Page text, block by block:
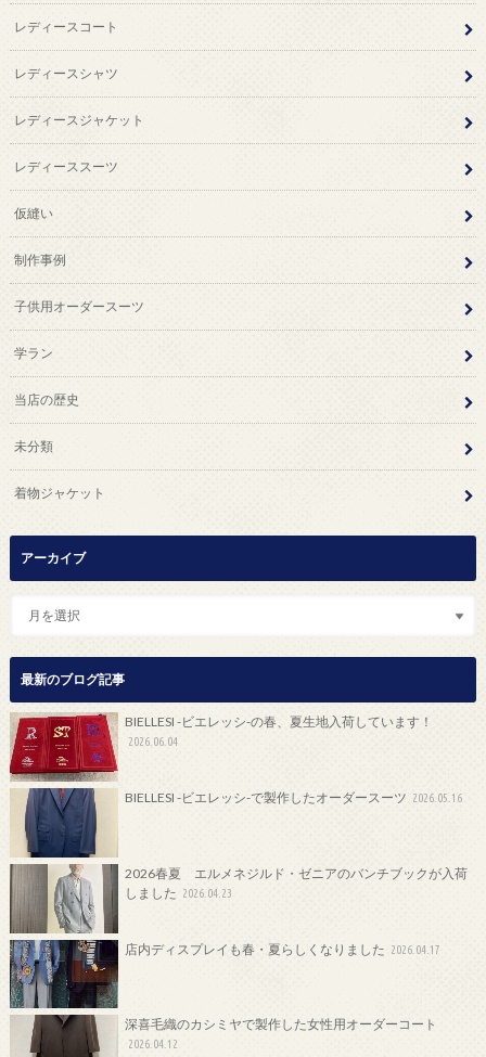
レディースコート
レディースシャツ
レディースジャケット
レディーススーツ
仮縫い
制作事例
子供用オーダースーツ
学ラン
当店の歴史
未分類
着物ジャケット
アーカイブ
最新のブログ記事
BIELLESI -ビエレッシ-の春、夏生地入荷しています！
2026.06.04
BIELLESI -ビエレッシ-で製作したオーダースーツ 2026.05.16
2026春夏 エルメネジルド・ゼニアのバンチブックが入荷
しました 2026.04.23
店内ディスプレイも春・夏らしくなりました 2026.04.17
深喜毛織のカシミヤで製作した女性用オーダーコート
2026.04.12